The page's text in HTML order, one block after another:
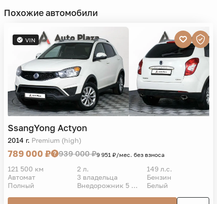
Похожие автомобили
VIN
SsangYong Actyon
2014 г. Premium (high)
789 000 ₽ 939 000 ₽9 951 ₽/мес. без взноса
121 500 км 2 л.
149 л.с.
Автомат
3 владельца
Бензин
Полный
Внедорожник 5 дв. Белый